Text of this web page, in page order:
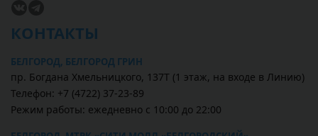
КОНТАКТЫ
БЕЛГОРОД, БЕЛГОРОД ГРИН
пр. Богдана Хмельницкого, 137Т (1 этаж, на входе в Линию)
Телефон: +7 (4722) 37-23-89
Режим работы: ежедневно с 10:00 до 22:00